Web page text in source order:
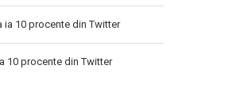
ia 10 procente din Twitter
10 procente din Twitter